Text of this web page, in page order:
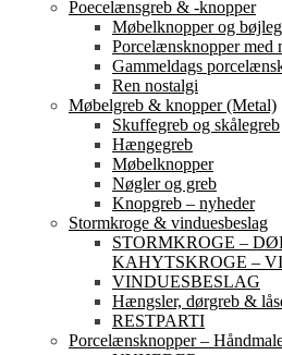
Poecelænsgreb & -knopper
Møbelknopper og
Porcelænsknopper med
Gammeldags
Ren nostalgi
Møbelgreb & knopper (Metal)
Skuffegreb og skålegreb
Hængegreb
Møbelknopper
Nøgler og greb
Knopgreb – nyheder
Stormkroge & vinduesbeslag
STORMKROGE –
KAHYTSKROGE –
VINDUESBESLAG
Hængsler, dørgreb &
RESTPARTI
Porcelænsknopper –